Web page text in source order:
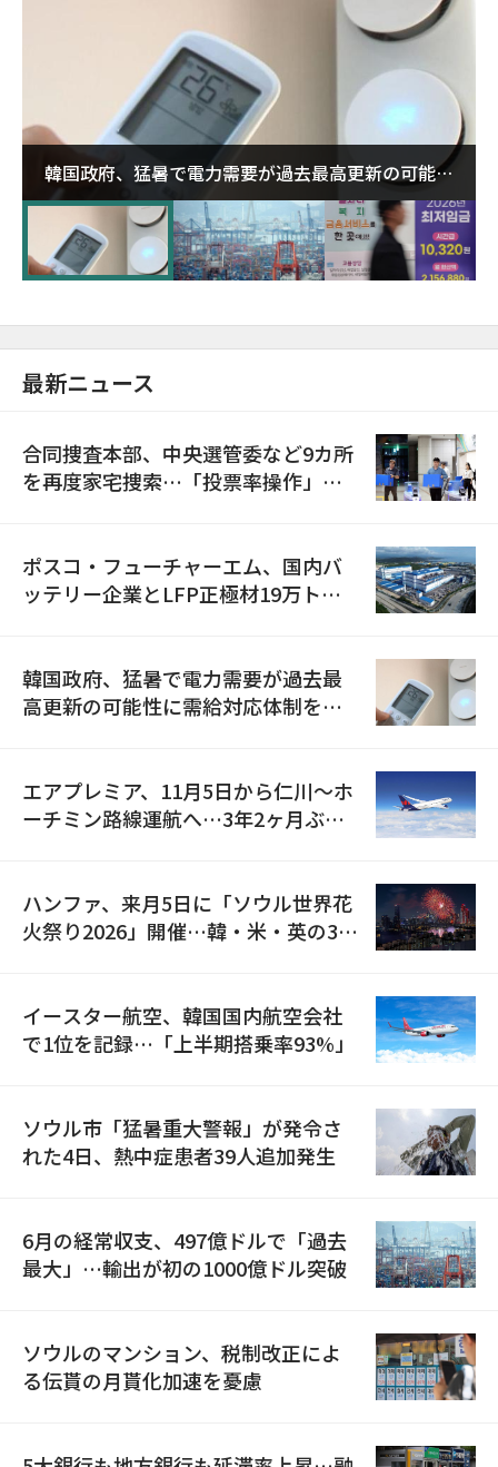
韓国政府、猛暑で電力需要が過去最高更新の可能性
に需給対応体制を点検
最新ニュース
合同捜査本部、中央選管委など9カ所
を再度家宅捜索…「投票率操作」の
ポスコ・フューチャーエム、国内バ
ッテリー企業とLFP正極材19万トン
韓国政府、猛暑で電力需要が過去最
高更新の可能性に需給対応体制を点
エアプレミア、11月5日から仁川〜ホ
ーチミン路線運航へ…3年2ヶ月ぶり
ハンファ、来月5日に「ソウル世界花
火祭り2026」開催…韓・米・英の3カ
イースター航空、韓国国内航空会社
で1位を記録…「上半期搭乗率93%」
ソウル市「猛暑重大警報」が発令さ
れた4日、熱中症患者39人追加発生
6月の経常収支、497億ドルで「過去
最大」…輸出が初の1000億ドル突破
ソウルのマンション、税制改正によ
る伝貰の月貰化加速を憂慮